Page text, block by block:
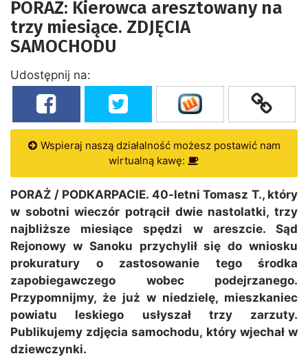
PORAŻ: Kierowca aresztowany na
trzy miesiące. ZDJĘCIA
SAMOCHODU
Udostępnij na:
Wspieraj naszą działalność możesz postawić nam
wirtualną kawę:
PORAŻ / PODKARPACIE. 40-letni Tomasz T., który
w sobotni wieczór potrącił dwie nastolatki, trzy
najbliższe miesiące spędzi w areszcie. Sąd
Rejonowy w Sanoku przychylił się do wniosku
prokuratury o zastosowanie tego środka
zapobiegawczego wobec podejrzanego.
Przypomnijmy, że już w niedzielę, mieszkaniec
powiatu leskiego usłyszał trzy zarzuty.
Publikujemy zdjęcia samochodu, który wjechał w
dziewczynki.